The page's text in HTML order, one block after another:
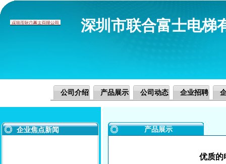
深圳市联合富士电梯
公司介绍 产品展示 公司动态 企业招聘
企业焦点新闻 产品展示
优质的